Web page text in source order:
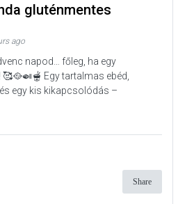
gluténmentes
ago
napod… főleg, ha egy
Egy tartalmas ebéd,
egy kis kikapcsolódás –
Share